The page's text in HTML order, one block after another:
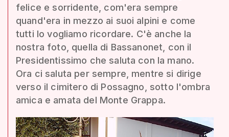
felice e sorridente, com'era sempre
quand'era in mezzo ai suoi alpini e come
tutti lo vogliamo ricordare. C'è anche la
nostra foto, quella di Bassanonet, con il
Presidentissimo che saluta con la mano.
Ora ci saluta per sempre, mentre si dirige
verso il cimitero di Possagno, sotto l'ombra
amica e amata del Monte Grappa.